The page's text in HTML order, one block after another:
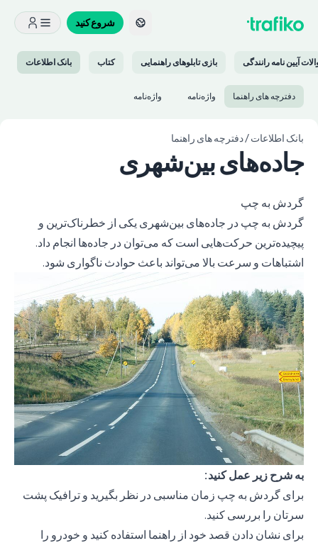
شروع کنید
آیین نامه رانندگی بازی تابلوهای راهنمایی کتاب بانک اطلاعات
دفترچه های راهنما واژه‌نامه‌ واژه‌نامه‌
بانک اطلاعات/دفترچه های راهنما
جاده‌های بین‌شهری
گردش به چپ
گردش به چپ در جاده‌های بین‌شهری یکی از خطرناک‌ترین و
پیچیده‌ترین حرکت‌هایی است که می‌توان در جاده‌ها انجام داد.
اشتباهات و سرعت بالا می‌تواند باعث حوادث ناگواری شود.
به شرح زیر عمل کنید:
برای گردش به چپ زمان مناسبی در نظر بگیرید و ترافیک پشت
سرتان را بررسی کنید.
برای نشان دادن قصد خود از راهنما استفاده کنید و خودرو را